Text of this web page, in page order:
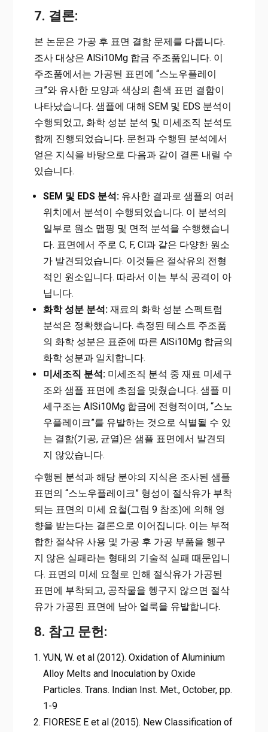
7. 결론:
본 논문은 가공 후 표면 결함 문제를 다룹니다.
조사 대상은 AlSi10Mg 합금 주조품입니다. 이
주조품에서는 가공된 표면에 “스노우플레이
크”와 유사한 모양과 색상의 흰색 표면 결함이
나타났습니다. 샘플에 대해 SEM 및 EDS 분석이
수행되었고, 화학 성분 분석 및 미세조직 분석도
함께 진행되었습니다. 문헌과 수행된 분석에서
얻은 지식을 바탕으로 다음과 같이 결론 내릴 수
있습니다.
SEM 및 EDS 분석:유사한 결과로 샘플의 여러
위치에서 분석이 수행되었습니다. 이 분석의
일부로 원소 맵핑 및 면적 분석을 수행했습니
다. 표면에서 주로 C, F, Cl과 같은 다양한 원소
가 발견되었습니다. 이것들은 절삭유의 전형
적인 원소입니다. 따라서 이는 부식 공격이 아
닙니다.
화학 성분 분석:재료의 화학 성분 스펙트럼
분석은 정확했습니다. 측정된 테스트 주조품
의 화학 성분은 표준에 따른 AlSi10Mg 합금의
화학 성분과 일치합니다.
미세조직 분석:미세조직 분석 중 재료 미세구
조와 샘플 표면에 초점을 맞췄습니다. 샘플 미
세구조는 AlSi10Mg 합금에 전형적이며, “스노
우플레이크”를 유발하는 것으로 식별될 수 있
는 결함(기공, 균열)은 샘플 표면에서 발견되
지 않았습니다.
수행된 분석과 해당 분야의 지식은 조사된 샘플
표면의 “스노우플레이크” 형성이 절삭유가 부착
되는 표면의 미세 요철(그림 9 참조)에 의해 영
향을 받는다는 결론으로 이어집니다. 이는 부적
합한 절삭유 사용 및 가공 후 가공 부품을 헹구
지 않은 실패라는 형태의 기술적 실패 때문입니
다. 표면의 미세 요철로 인해 절삭유가 가공된
표면에 부착되고, 공작물을 헹구지 않으면 절삭
유가 가공된 표면에 남아 얼룩을 유발합니다.
8. 참고 문헌:
YUN, W. et al (2012). Oxidation of Aluminium
Alloy Melts and Inoculation by Oxide
Particles. Trans. Indian Inst. Met., October, pp.
1-9
FIORESE E et al (2015). New Classification of